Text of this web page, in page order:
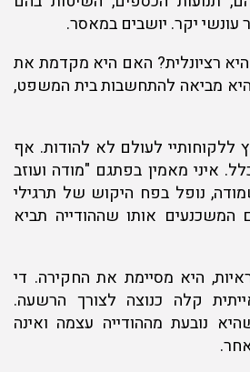
יקר. יושבים במאסר.
רציונלית? האם היא מקדמת את
היא מביאה להתחשבות בית המשפט,
ללקוחותיי לעולם לא להודות. אף
איני מאמין בפתגם "מודה ועוזב
נופל בפח היקוש של תרגילי
אותו שההודייה תביא
היא מסיימת את החקירה. די
קלה כנוצה לצורך הרשעה.
נובעת מההודייה עצמה ואינה